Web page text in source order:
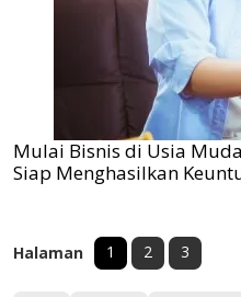
Mulai Bisnis di Usia
Siap Menghasilkan
Halaman 1 2 3